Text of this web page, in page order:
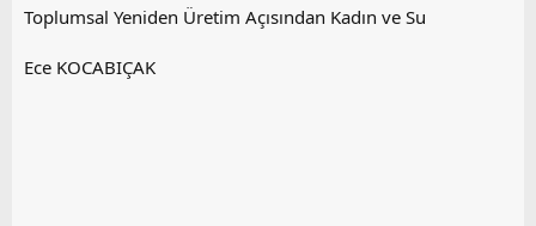
Toplumsal Yeniden Üretim Açısından Kadın ve Su
Ece KOCABIÇAK